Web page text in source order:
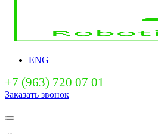
ENG
+7 (963) 720 07 01
Заказать звонок